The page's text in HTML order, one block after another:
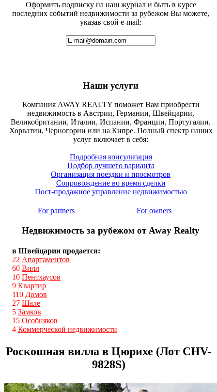
Оформить подписку на наш журнал и быть в курсе
последних событий недвижимости за рубежом Вы можете,
указав свой e-mail:
Наши услуги
Компания AWAY REALTY поможет Вам приобрести
недвижимость в Австрии, Германии, Швейцарии,
Великобритании, Италии, Испании, Франции, Португалии,
Хорватии, Черногории или на Кипре. Полный спектр наших
услуг включает в себя:
Подробная консультация
Подбор лучшего варианта
Организация поездки и просмотров
Сопровождение во время сделки
Пост-продажное управление недвижимостью
For partners For owners
Недвижимость за рубежом от Away Realty
в Швейцарии продается:
22 Апартаментов
60 Вилл
10 Пентхаусов
9 Квартир
110 Домов
27 Шале
5 Замков
15 Особняков
4 Коммерческой недвижимости
Роскошная вилла в Цюрихе (Лот CHV-
9828S)